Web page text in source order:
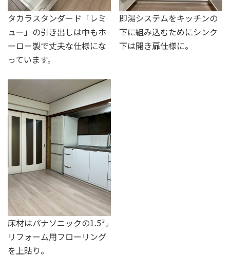
タカラスタンダード「レミ
ュー」の引き出しは中もホ
ーロー製で丈夫な仕様にな
っています。
即湯システムをキッチンの
下に組み込むためにシンク
下は開き扉仕様に。
床材はパナソニックの1.5㍉
リフォーム用フローリング
を上貼り。